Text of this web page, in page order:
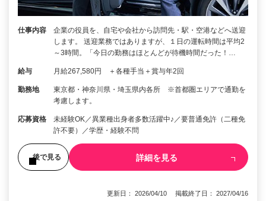
仕事内容
企業の役員を、自宅や会社から訪問先・駅・空港などへ送迎
します。 送迎業務ではありますが、１日の運転時間は平均2
～3時間。「今日の勤務はほとんどが待機時間だった！…
給与 月給267,580円 ＋各種手当＋賞与年2回
勤務地
東京都・神奈川県・埼玉県内各所 ※首都圏エリアで通勤を
考慮します。
応募資格
未経験OK／異業種出身者多数活躍中♪／要普通免許（二種免
許不要）／学歴・経験不問
後で見る 詳細を見る
更新日： 2026/04/10 掲載終了日： 2027/04/16